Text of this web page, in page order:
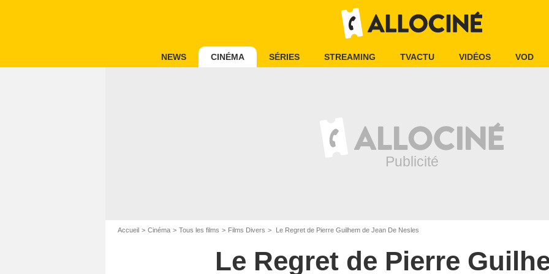
NEWS CINÉMA SÉRIES STREAMING TVACTU VIDÉOS VOD
Accueil Cinéma Tous les films Films Divers Le Regret de Pierre Guilhem de Jean De Nesles
Le Regret de Pierre